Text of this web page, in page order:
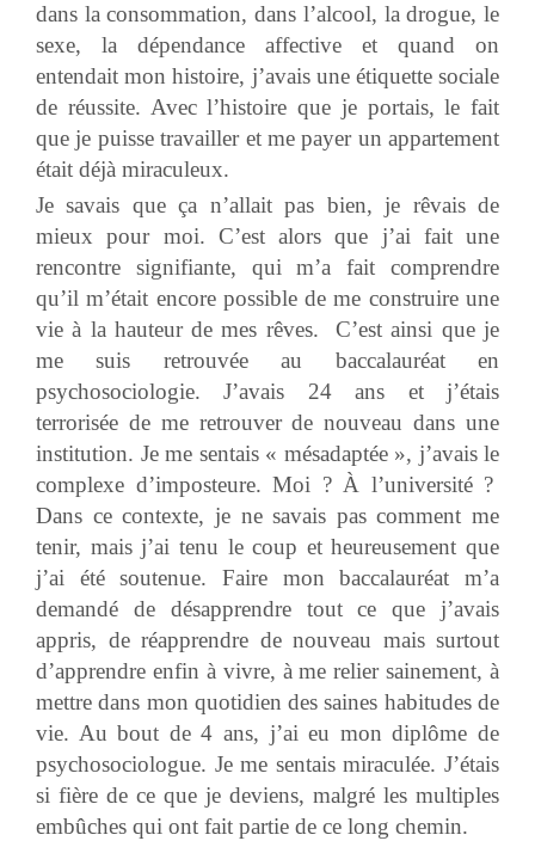
dans la consommation, dans l’alcool, la drogue, le
sexe, la dépendance affective et quand on
entendait mon histoire, j’avais une étiquette sociale
de réussite. Avec l’histoire que je portais, le fait
que je puisse travailler et me payer un appartement
était déjà miraculeux.
Je savais que ça n’allait pas bien, je rêvais de
mieux pour moi. C’est alors que j’ai fait une
rencontre signifiante, qui m’a fait comprendre
qu’il m’était encore possible de me construire une
vie à la hauteur de mes rêves. C’est ainsi que je
me suis retrouvée au baccalauréat en
psychosociologie. J’avais 24 ans et j’étais
terrorisée de me retrouver de nouveau dans une
institution. Je me sentais « mésadaptée », j’avais le
complexe d’imposteure. Moi ? À l’université ?
Dans ce contexte, je ne savais pas comment me
tenir, mais j’ai tenu le coup et heureusement que
j’ai été soutenue. Faire mon baccalauréat m’a
demandé de désapprendre tout ce que j’avais
appris, de réapprendre de nouveau mais surtout
d’apprendre enfin à vivre, à me relier sainement, à
mettre dans mon quotidien des saines habitudes de
vie. Au bout de 4 ans, j’ai eu mon diplôme de
psychosociologue. Je me sentais miraculée. J’étais
si fière de ce que je deviens, malgré les multiples
embûches qui ont fait partie de ce long chemin.